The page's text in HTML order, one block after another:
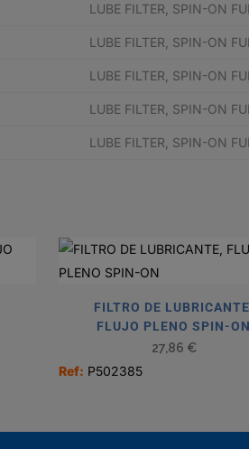
LUBE FILTER, SPIN-ON
LUBE FILTER, SPIN-ON
LUBE FILTER, SPIN-ON
LUBE FILTER, SPIN-ON
LUBE FILTER, SPIN-ON
FILTRO DE
FLUJO PLENO SPIN-ON
27,86 €
Ref: P502385